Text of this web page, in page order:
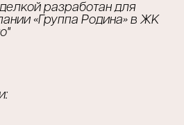
разработан для
«Группа Родина» в ЖК